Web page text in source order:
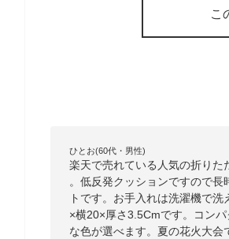
こ
ひとお(60代・男性)
楽天で売れている人気の折り
。低反発クッションですので
トです。お手入れは洗濯機で
×横20×厚さ3.5Cmです。コン
な色が選べます。夏の花火大